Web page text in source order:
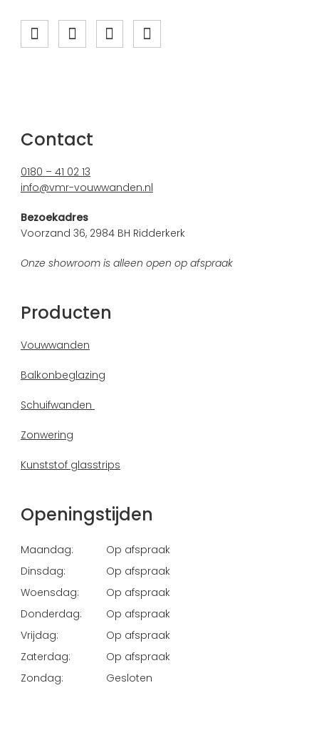
Contact
0180 – 41 02 13
info@vmr-vouwwanden.nl
Bezoekadres
Voorzand 36, 2984 BH Ridderkerk
Onze showroom is alleen open op afspraak
Producten
Vouwwanden
Balkonbeglazing
Schuifwanden
Zonwering
Kunststof glasstrips
Openingstijden
Maandag:
Op afspraak
Dinsdag:
Op afspraak
Woensdag:
Op afspraak
Donderdag:
Op afspraak
Vrijdag:
Op afspraak
Zaterdag:
Op afspraak
Zondag:
Gesloten